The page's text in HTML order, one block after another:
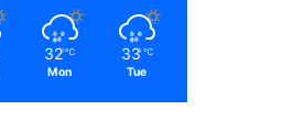
32 ℃
Mon
33 ℃
Tue